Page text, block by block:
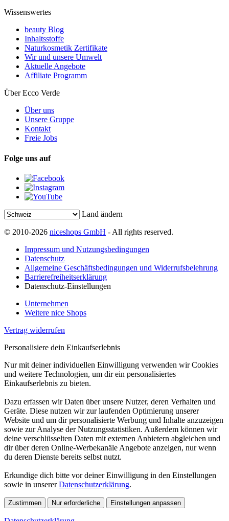
Wissenswertes
beauty Blog
Inhaltsstoffe
Naturkosmetik Zertifikate
Wir und unsere Umwelt
Aktuelle Angebote
Affiliate Programm
Über Ecco Verde
Über uns
Unsere Gruppe
Kontakt
Freie Jobs
Folge uns auf
Land ändern
© 2010-2026 niceshops GmbH - All rights reserved.
Impressum und Nutzungsbedingungen
Datenschutz
Allgemeine Geschäftsbedingungen und Widerrufsbelehrung
Barrierefreiheitserklärung
Datenschutz-Einstellungen
Unternehmen
Weitere nice Shops
Vertrag widerrufen
Personalisiere dein Einkaufserlebnis
Nur mit deiner individuellen Einwilligung verwenden wir Cookies
und weitere Technologien, um dir ein personalisiertes
Einkaufserlebnis zu bieten.
Dazu erfassen wir Daten über unsere Nutzer, deren Verhalten und
Geräte. Diese nutzen wir zur laufenden Optimierung unserer
Website und um dir personalisierte Werbung und Inhalte anzuzeigen
sowie zur Analyse der Nutzungsstatistiken. Außerdem können wir
deine verschlüsselten Daten mit externen Anbietern abgleichen und
dir über deren Online-Werbekanäle Angebote anzeigen, nur wenn
du deren Dienste bereits selbst nutzt.
Erkundige dich bitte vor deiner Einwilligung in den Einstellungen
sowie in unsererDatenschutzerklärung.
Zustimmen Nur erforderliche Einstellungen anpassen